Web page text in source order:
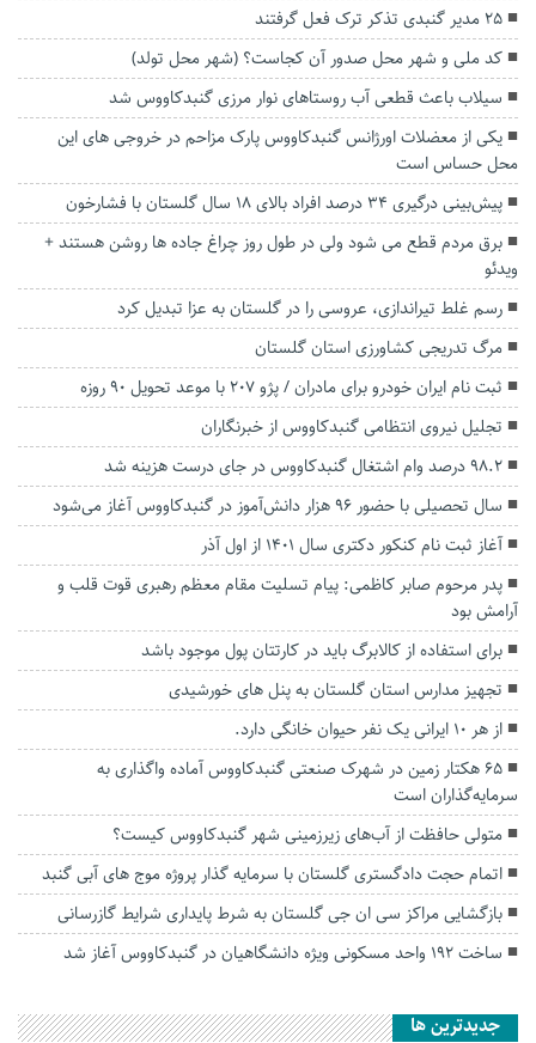
۲۵ مدیر گنبدی تذکر ترک فعل گرفتند
کد ملی و شهر محل صدور آن کجاست؟ (شهر محل تولد)
سیلاب باعث قطعی آب روستاهای نوار مرزی گنبدکاووس شد
یکی از معضلات اورژانس گنبدکاووس پارک مزاحم در خروجی های این
محل حساس است
پیش‌بینی درگیری ۳۴ درصد افراد بالای ۱۸ سال گلستان با فشارخون
برق مردم قطع می شود ولی در طول روز چراغ جاده ها روشن هستند +
ویدئو
رسم غلط تیراندازی، عروسی را در گلستان به عزا تبدیل کرد
مرگ تدریجی کشاورزی استان گلستان
ثبت نام ایران خودرو برای مادران / پژو ۲۰۷ با موعد تحویل ۹۰ روزه
تجلیل نیروی انتظامی گنبدکاووس از خبرنگاران
۹۸.۲ درصد وام اشتغال گنبدکاووس در جای درست هزینه شد
سال تحصیلی با حضور ۹۶ هزار دانش‌آموز در گنبدکاووس آغاز می‌شود
آغاز ثبت ‌نام کنکور دکتری سال ۱۴۰۱ از اول آذر
پدر مرحوم صابر کاظمی: پیام تسلیت مقام معظم رهبری قوت قلب و
آرامش بود
برای استفاده از کالابرگ باید در کارتتان پول موجود باشد
تجهیز مدارس استان گلستان به پنل های خورشیدی
از هر ۱۰ ایرانی یک نفر حیوان خانگی دارد.
۶۵ هکتار زمین در شهرک صنعتی گنبدکاووس آماده واگذاری به
سرمایه‌گذاران است
متولی حافظت از آب‌های زیرزمینی شهر گنبدکاووس کیست؟
اتمام حجت دادگستری گلستان با سرمایه گذار پروژه موج های آبی گنبد
بازگشایی مراکز سی ان جی گلستان به شرط پایداری شرایط گازرسانی
ساخت ۱۹۲ واحد مسکونی ویژه دانشگاهیان در گنبدکاووس آغاز شد
جديدترين ها